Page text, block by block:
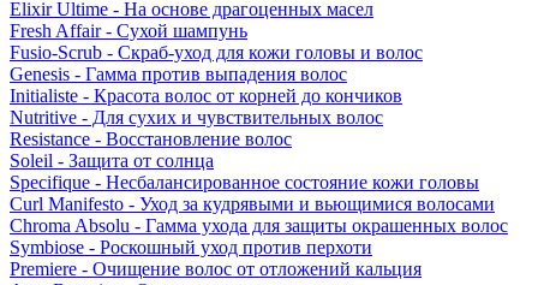
Elixir Ultime - На основе драгоценных масел
Fresh Affair - Сухой шампунь
Fusio-Scrub - Скраб-уход для кожи головы и волос
Genesis - Гамма против выпадения волос
Initialiste - Красота волос от корней до кончиков
Nutritive - Для сухих и чувствительных волос
Resistance - Восстановление волос
Soleil - Защита от солнца
Specifique - Несбалансированное состояние кожи головы
Curl Manifesto - Уход за кудрявыми и вьющимися волосами
Chroma Absolu - Гамма ухода для защиты окрашенных волос
Symbiose - Роскошный уход против перхоти
Premiere - Очищение волос от отложений кальция